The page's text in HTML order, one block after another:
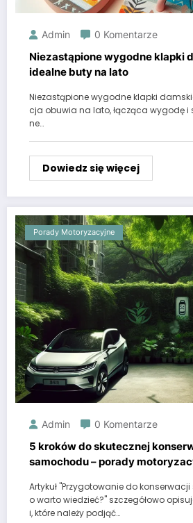
Admin 0 Komentarze
Niezastąpione wygodne klapki
idealne buty na lato
Niezastąpione wygodne klapki
cja obuwia na lato, łącząca wygodę i
ne…
Dowiedz się więcej
Porady Motoryzacyjne
Admin 0 Komentarze
5 kroków do skutecznej
samochodu – porady
Artykuł "Przygotowanie do
o warto wiedzieć?" szczegółowo
i, które należy podjąć…